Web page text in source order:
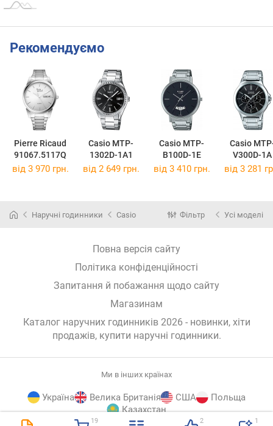
19 2 1
Рекомендуємо
Pierre Ricaud
91067.5117Q
Casio MTP-
1302D-1A1
Casio MTP-
B100D-1E
Casio
V300D-1A
від 3 970 грн. від 2 649 грн. від 3 410 грн. від 3 281
Наручні годинники Casio Фільтр Усі моделі
Повна версія сайту
Політика конфіденційності
Запитання й побажання щодо сайту
Магазинам
Каталог наручних годинників 2026 - новинки, хіти
продажів, купити наручні годинники.
Ми в інших країнах
Україна Велика Британія США
Польща
Казахстан